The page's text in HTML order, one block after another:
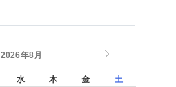
2026年8月
水 木 金 土